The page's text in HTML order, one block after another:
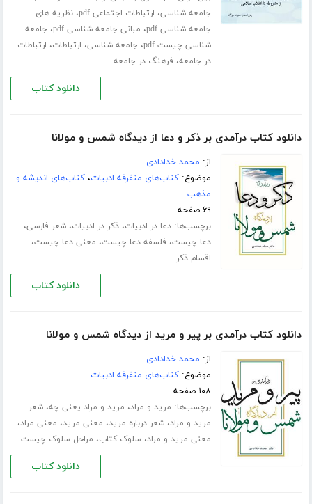
جامعه شناسی، ارتباطات اجتماعی pdf ،نظریه های
جامعه شناسی pdf
، مبانی جامعه شناسی pdf ، جامعه
شناسی چیست pdf
، جامعه شناسی، ارتباطات، ارتباطات
در جامعه، فرهنگ در جامعه
دانلود کتاب
دانلود کتاب درآمدی بر ذکر و دعا از دیدگاه شمس و مولانا
از: محمد خدادادی
موضوع:کتاب‌های متفرقه ادبیات،کتاب‌های اندیشه و
مذهب
۶۹ صفحه
برچسب‌ها:دعا در ادبیات،ذکر در ادبیات،شعر فارسی،
دعا چیست، فلسفه دعا چیست، معنی دعا چیست،
اقسام ذکر
دانلود کتاب
دانلود کتاب درآمدی بر پیر و مرید از دیدگاه شمس و مولانا
از: محمد خدادادی
موضوع:کتاب‌های متفرقه ادبیات
۱۰۸ صفحه
برچسب‌ها: مرید و مراد، مرید و مراد یعنی چه،شعر
مرید و مراد،شعر درباره مرید، معنی مرید، معنی مراد،
معنی مرید و مراد، سلوک کتاب، مراحل سلوک چیست
دانلود کتاب